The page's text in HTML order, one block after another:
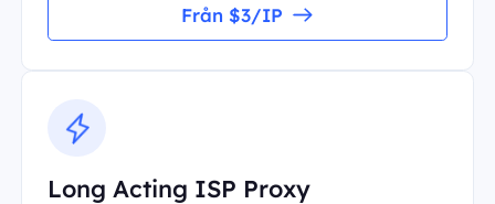
Från $3/IP
Long Acting ISP Proxy